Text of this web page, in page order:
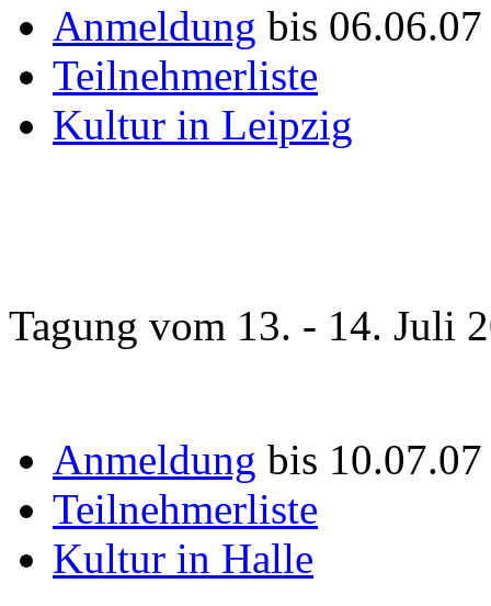
Anmeldung bis
Teilnehmerliste
Kultur in Leipzig
Tagung vom 13. - 14. Juli
Anmeldung bis
Teilnehmerliste
Kultur in Halle